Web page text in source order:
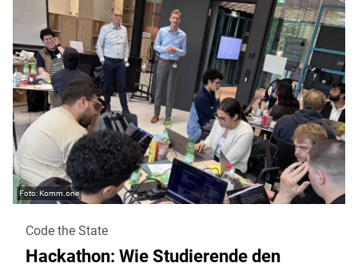
Komm.one
Code the State
Hackathon: Wie Studierende den